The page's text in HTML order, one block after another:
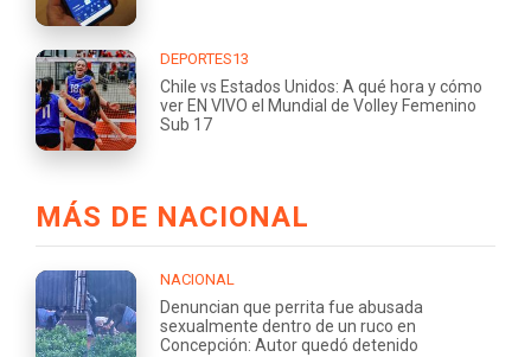
DEPORTES13
Chile vs Estados Unidos: A qué hora y cómo
ver EN VIVO el Mundial de Volley Femenino
Sub 17
MÁS DE NACIONAL
NACIONAL
Denuncian que perrita fue abusada
sexualmente dentro de un ruco en
Concepción: Autor quedó detenido